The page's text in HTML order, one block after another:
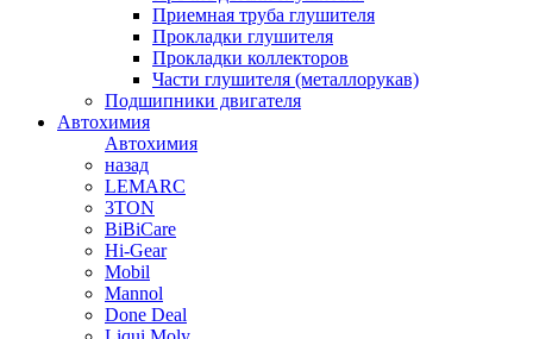
Приемная труба глушителя
Прокладки глушителя
Прокладки коллекторов
Части глушителя (металлорукав)
Подшипники двигателя
Автохимия
Автохимия
назад
LEMARC
3TON
BiBiCare
Hi-Gear
Mobil
Mannol
Done Deal